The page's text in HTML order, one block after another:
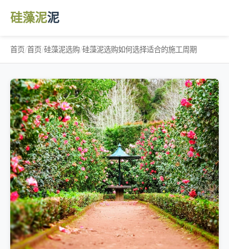
硅藻泥泥
首页/首页/硅藻泥选购/硅藻泥选购如何选择适合的施工周期